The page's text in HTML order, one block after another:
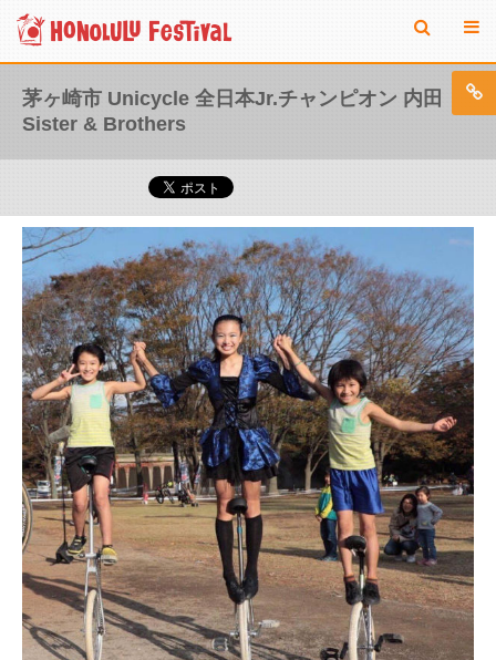
茅ヶ崎市 Unicycle 全日本Jr.チャンピオン 内田
Sister & Brothers